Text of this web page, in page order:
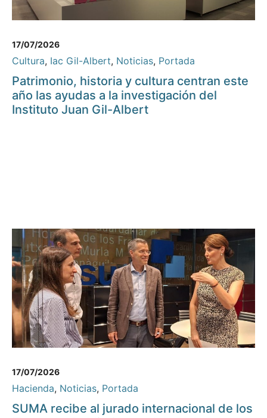
17/07/2026
Cultura, Iac Gil-Albert, Noticias, Portada
Patrimonio, historia y cultura centran este
año las ayudas a la investigación del
Instituto Juan Gil-Albert
17/07/2026
Hacienda, Noticias, Portada
SUMA recibe al jurado internacional de los